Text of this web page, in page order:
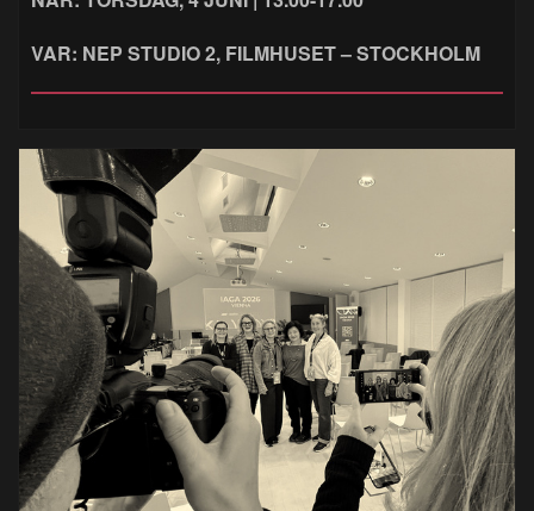
VAR: NEP STUDIO 2, FILMHUSET – STOCKHOLM